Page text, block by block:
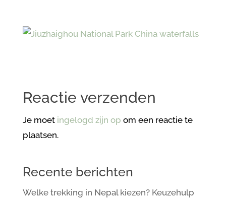
Reactie verzenden
Je moet ingelogd zijn op om een reactie te
plaatsen.
Recente berichten
Welke trekking in Nepal kiezen? Keuzehulp